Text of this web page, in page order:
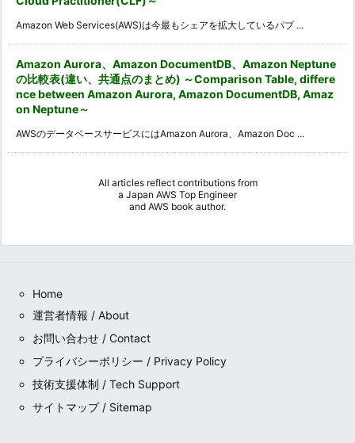
Amazon Web Services(AWS)は今最もシェアを拡大しているパブ ...
Amazon Aurora、Amazon DocumentDB、Amazon Neptune
の比較表(違い、共通点のまとめ) ～Comparison Table, differe
nce between Amazon Aurora, Amazon DocumentDB, Amaz
on Neptune～
AWSのデータベースサービスにはAmazon Aurora、Amazon Doc ...
All articles reflect contributions from
a Japan AWS Top Engineer
and AWS book author.
Home
運営者情報 / About
お問い合わせ / Contact
プライバシーポリシー / Privacy Policy
技術支援体制 / Tech Support
サイトマップ / Sitemap